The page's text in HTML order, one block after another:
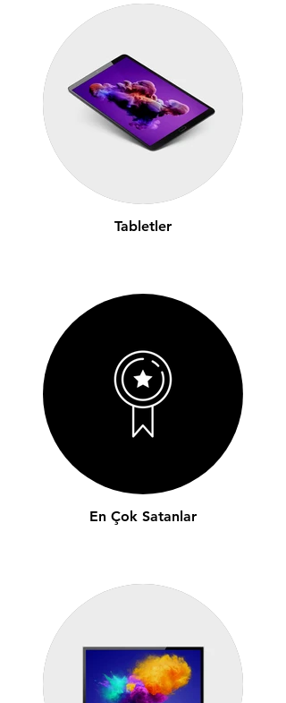
Tabletler
En Çok Satanlar